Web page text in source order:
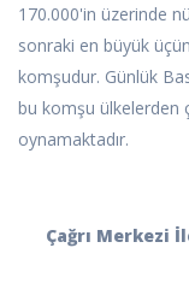
170.000'in üzerinde
sonraki en büyük
komşudur. Günlük
bu komşu ülkelerden
oynamaktadır.
Çağrı Merkezi